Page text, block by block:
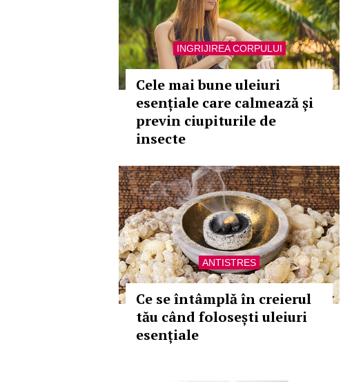
INGRIJIREA CORPULUI
Cele mai bune uleiuri
esențiale care calmează și
previn ciupiturile de
insecte
ANTISTRES
Ce se întâmplă în creierul
tău când folosești uleiuri
esențiale